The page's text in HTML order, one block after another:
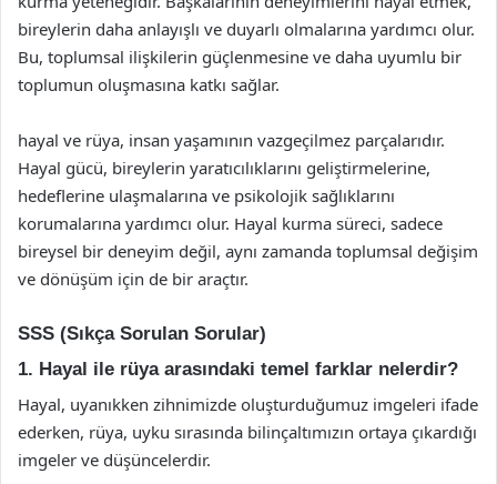
bireylerin daha anlayışlı ve duyarlı olmalarına yardımcı olur.
Bu, toplumsal ilişkilerin güçlenmesine ve daha uyumlu bir
toplumun oluşmasına katkı sağlar.
hayal ve rüya, insan yaşamının vazgeçilmez parçalarıdır.
Hayal gücü, bireylerin yaratıcılıklarını geliştirmelerine,
hedeflerine ulaşmalarına ve psikolojik sağlıklarını
korumalarına yardımcı olur. Hayal kurma süreci, sadece
bireysel bir deneyim değil, aynı zamanda toplumsal değişim
ve dönüşüm için de bir araçtır.
SSS (Sıkça Sorulan Sorular)
1. Hayal ile rüya arasındaki temel farklar nelerdir?
Hayal, uyanıkken zihnimizde oluşturduğumuz imgeleri ifade
ederken, rüya, uyku sırasında bilinçaltımızın ortaya çıkardığı
imgeler ve düşüncelerdir.